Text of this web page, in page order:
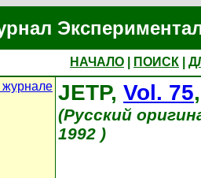
НАЧАЛО ПОИСК
JETP, Vol. 75
(Русский
1992 )